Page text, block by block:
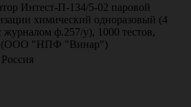
Интест-П-134/5-02 паровой
химический одноразовый (4
журналом ф.257/у), 1000 тестов,
(ООО "НПФ "Винар")